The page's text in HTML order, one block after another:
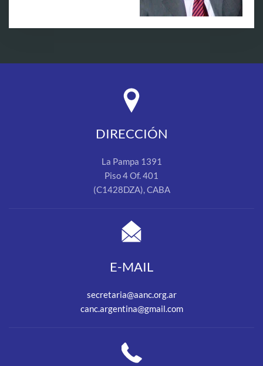
DIRECCIÓN
La Pampa 1391
Piso 4 Of. 401
(C1428DZA), CABA
E-MAIL
secretaria@aanc.org.ar
canc.argentina@gmail.com